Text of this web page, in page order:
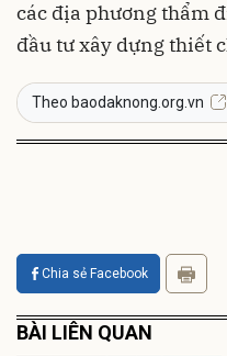
các địa phương thẩm
đầu tư xây dựng thiết
Theo baodaknong.org.vn
Chia sẻ Facebook
BÀI LIÊN QUAN